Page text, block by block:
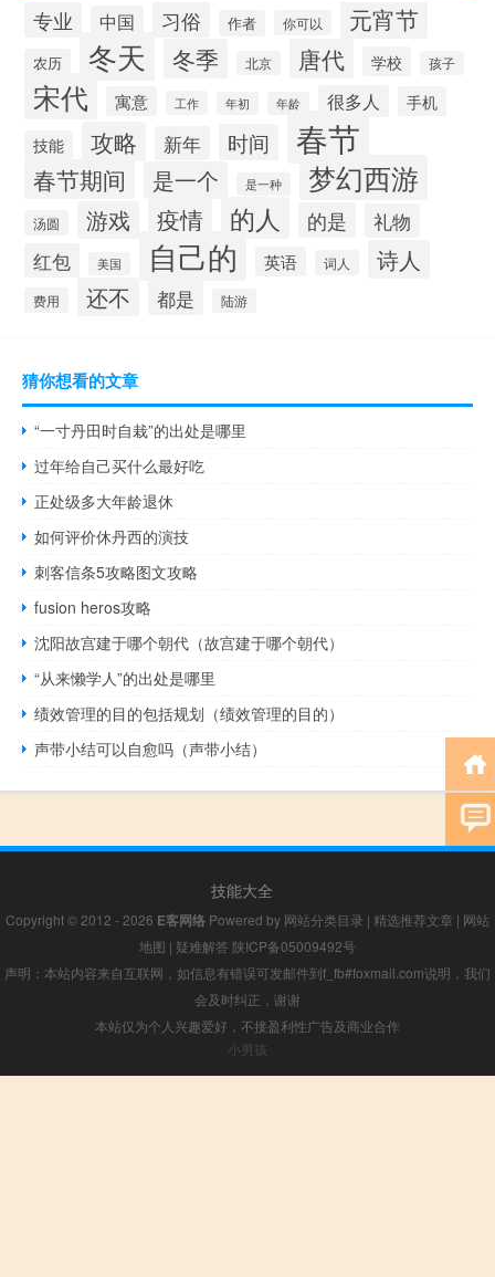
专业 中国 习俗 作者 你可以 元宵节
农历 冬天 冬季 北京 唐代 学校 孩子
宋代 寓意 工作 年初 年龄 很多人 手机
技能 攻略 新年 时间 春节
春节期间 是一个 是一种 梦幻西游
汤圆 游戏 疫情 的人 的是
礼物
红包
美国 自己的 英语 词人 诗人
费用 还不 都是 陆游
猜你想看的文章
“一寸丹田时自栽”的出处是哪里
过年给自己买什么最好吃
正处级多大年龄退休
如何评价休丹西的演技
刺客信条5攻略图文攻略
fusion heros攻略
沈阳故宫建于哪个朝代（故宫建于哪个朝代）
“从来懒学人”的出处是哪里
绩效管理的目的包括规划（绩效管理的目的）
声带小结可以自愈吗（声带小结）
技能大全
Copyright © 2012 - 2026 E客网络 Powered by 网站分类目录 | 精选推荐文章 | 网站
地图 | 疑难解答 陕ICP备05009492号
声明：本站内容来自互联网，如信息有错误可发邮件到f_fb#foxmail.com说明，我们
会及时纠正，谢谢
本站仅为个人兴趣爱好，不接盈利性广告及商业合作
小男孩